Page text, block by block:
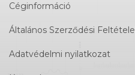
Céginformáció
Általános Szerződési
Adatvédelmi nyilatkozat